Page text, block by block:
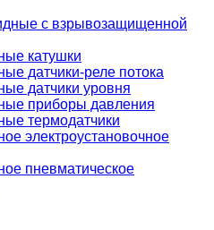
с взрывозащищенной
катушки
датчики-реле потока
датчики уровня
приборы давления
термодатчики
электроустановочное
пневматическое